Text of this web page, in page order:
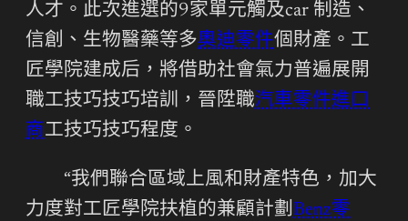
人才。此次進選的9家單元觸及car 制造、
信創、生物醫藥等多奧迪零件個財產。工
匠學院建成后，將借助社會氣力普遍展開
職工技巧技巧培訓，晉陞職汽車零件進口
商工技巧技巧程度。
“我們聯合區域上風和財產特色，加大
力度對工匠學院扶植的兼顧計劃Benz零